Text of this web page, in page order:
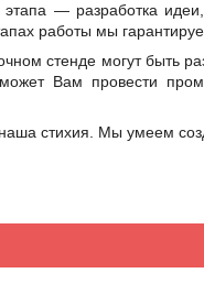
— разработка идеи,
работы мы
стенде могут
Вам провести
стихия. Мы умеем